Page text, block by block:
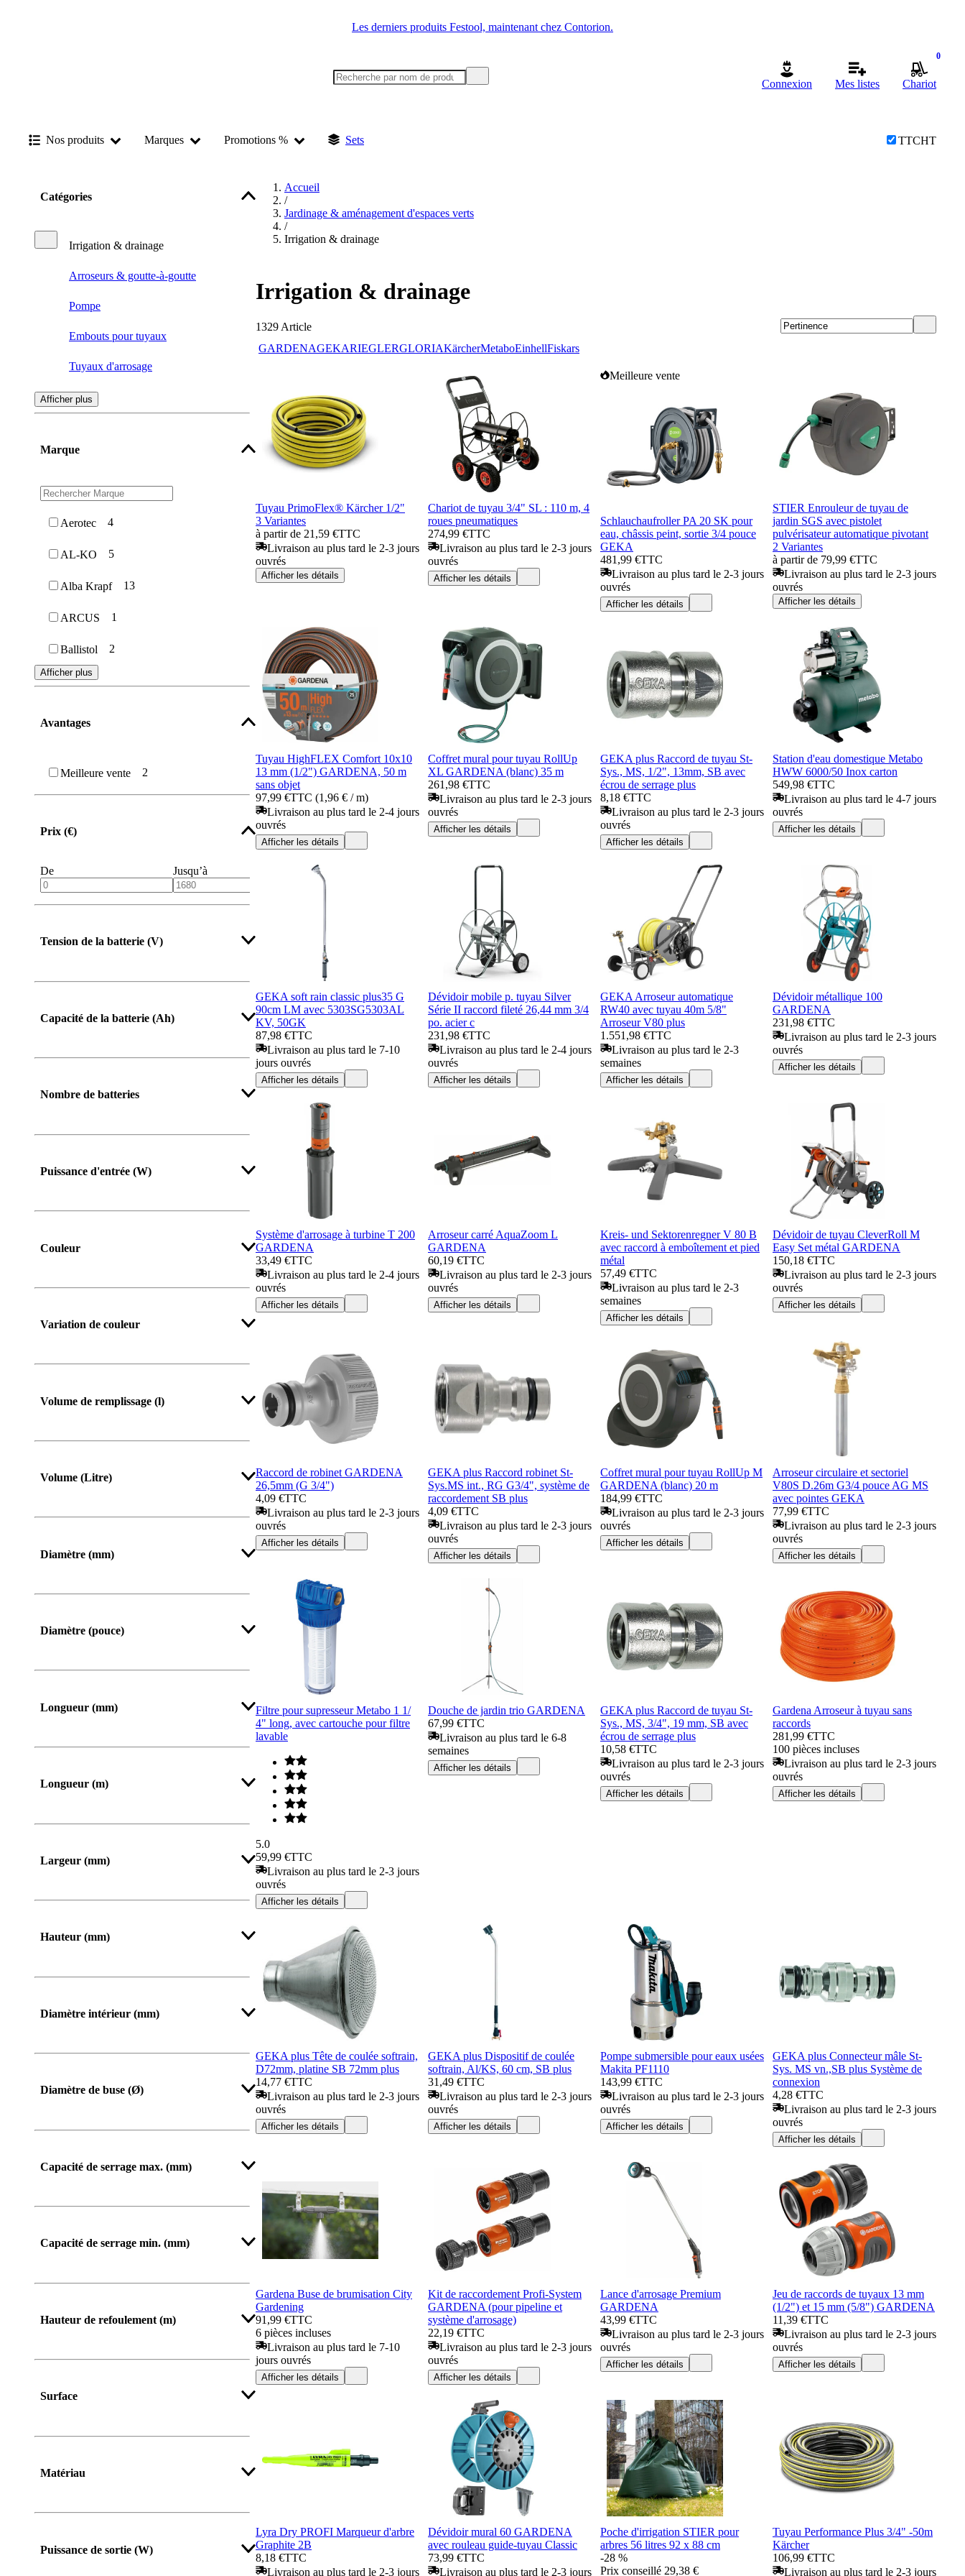
Les derniers produits Festool, maintenant chez Contorion.
Connexion Mes listes
0
Chariot
Nos produits Marques Promotions % Sets TTCHT
Catégories
Irrigation & drainage
Arroseurs & goutte-à-goutte
Pompe
Embouts pour tuyaux
Tuyaux d'arrosage
Pistolet d'arrosage
Ordinateurs d'irrigation & capteurs
Dévidoirs muraux
Chariots dévidoirs
Systèmes & distributeurs
automatiques d’eau domestique
Arrosoirs
Afficher plus
Marque
Aerotec 4
AL-KO 5
Alba Krapf 13
ARCUS 1
Ballistol 2
Afficher plus
Avantages
Meilleure vente 2
Prix (€)
De Jusqu’à
Tension de la batterie (V)
Capacité de la batterie (Ah)
Nombre de batteries
Puissance d'entrée (W)
Couleur
Variation de couleur
Volume de remplissage (l)
Volume (Litre)
Diamètre (mm)
Diamètre (pouce)
Longueur (mm)
De Jusqu’à
Longueur (m)
Largeur (mm)
De Jusqu’à
Hauteur (mm)
De Jusqu’à
Diamètre intérieur (mm)
Diamètre de buse (Ø)
Capacité de serrage max. (mm)
Capacité de serrage min. (mm)
Hauteur de refoulement (m)
Surface
Matériau
Puissance de sortie (W)
Accueil
/
Jardinage & aménagement d'espaces verts
/
Irrigation & drainage
Irrigation & drainage
1329 Article
GARDENAGEKARIEGLERGLORIAKärcherMetaboEinhellFiskars
Tuyau PrimoFlex® Kärcher 1/2"
3 Variantes
à partir de 21,59 €TTC
Livraison au plus tard le 2-3 jours
ouvrés
Afficher les détails
Chariot de tuyau 3/4" SL : 110 m, 4
roues pneumatiques
274,99 €TTC
Livraison au plus tard le 2-3 jours
ouvrés
Afficher les détails
Meilleure vente
Schlauchaufroller PA 20 SK pour
eau, châssis peint, sortie 3/4 pouce
GEKA
481,99 €TTC
Livraison au plus tard le 2-3 jours
ouvrés
Afficher les détails
STIER Enrouleur de tuyau de
jardin SGS avec pistolet
pulvérisateur automatique pivotant
2 Variantes
à partir de 79,99 €TTC
Livraison au plus tard le 2-3 jours
ouvrés
Afficher les détails
Tuyau HighFLEX Comfort 10x10
13 mm (1/2") GARDENA, 50 m
sans objet
97,99 €TTC (1,96 € / m)
Livraison au plus tard le 2-4 jours
ouvrés
Afficher les détails
Coffret mural pour tuyau RollUp
XL GARDENA (blanc) 35 m
261,98 €TTC
Livraison au plus tard le 2-3 jours
ouvrés
Afficher les détails
GEKA plus Raccord de tuyau St-
Sys., MS, 1/2", 13mm, SB avec
écrou de serrage plus
8,18 €TTC
Livraison au plus tard le 2-3 jours
ouvrés
Afficher les détails
Station d'eau domestique Metabo
HWW 6000/50 Inox carton
549,98 €TTC
Livraison au plus tard le 4-7 jours
ouvrés
Afficher les détails
GEKA soft rain classic plus35 G
90cm LM avec 5303SG5303AL
KV, 50GK
87,98 €TTC
Livraison au plus tard le 7-10
jours ouvrés
Afficher les détails
Dévidoir mobile p. tuyau Silver
Série II raccord fileté 26,44 mm 3/4
po. acier c
231,98 €TTC
Livraison au plus tard le 2-4 jours
ouvrés
Afficher les détails
GEKA Arroseur automatique
RW40 avec tuyau 40m 5/8"
Arroseur V80 plus
1.551,98 €TTC
Livraison au plus tard le 2-3
semaines
Afficher les détails
Dévidoir métallique 100
GARDENA
231,98 €TTC
Livraison au plus tard le 2-3 jours
ouvrés
Afficher les détails
Système d'arrosage à turbine T 200
GARDENA
33,49 €TTC
Livraison au plus tard le 2-4 jours
ouvrés
Afficher les détails
Arroseur carré AquaZoom L
GARDENA
60,19 €TTC
Livraison au plus tard le 2-3 jours
ouvrés
Afficher les détails
Kreis- und Sektorenregner V 80 B
avec raccord à emboîtement et pied
métal
57,49 €TTC
Livraison au plus tard le 2-3
semaines
Afficher les détails
Dévidoir de tuyau CleverRoll M
Easy Set métal GARDENA
150,18 €TTC
Livraison au plus tard le 2-3 jours
ouvrés
Afficher les détails
Raccord de robinet GARDENA
26,5mm (G 3/4")
4,09 €TTC
Livraison au plus tard le 2-3 jours
ouvrés
Afficher les détails
GEKA plus Raccord robinet St-
Sys.MS int., RG G3/4", système de
raccordement SB plus
4,09 €TTC
Livraison au plus tard le 2-3 jours
ouvrés
Afficher les détails
Coffret mural pour tuyau RollUp M
GARDENA (blanc) 20 m
184,99 €TTC
Livraison au plus tard le 2-3 jours
ouvrés
Afficher les détails
Arroseur circulaire et sectoriel
V80S D.26m G3/4 pouce AG MS
avec pointes GEKA
77,99 €TTC
Livraison au plus tard le 2-3 jours
ouvrés
Afficher les détails
Filtre pour supresseur Metabo 1 1/
4" long, avec cartouche pour filtre
lavable
5.0
59,99 €TTC
Livraison au plus tard le 2-3 jours
ouvrés
Afficher les détails
Douche de jardin trio GARDENA
67,99 €TTC
Livraison au plus tard le 6-8
semaines
Afficher les détails
GEKA plus Raccord de tuyau St-
Sys., MS, 3/4", 19 mm, SB avec
écrou de serrage plus
10,58 €TTC
Livraison au plus tard le 2-3 jours
ouvrés
Afficher les détails
Gardena Arroseur à tuyau sans
raccords
281,99 €TTC
100 pièces incluses
Livraison au plus tard le 2-3 jours
ouvrés
Afficher les détails
GEKA plus Tête de coulée softrain,
D72mm, platine SB 72mm plus
14,77 €TTC
Livraison au plus tard le 2-3 jours
ouvrés
Afficher les détails
GEKA plus Dispositif de coulée
softrain, Al/KS, 60 cm, SB plus
31,49 €TTC
Livraison au plus tard le 2-3 jours
ouvrés
Afficher les détails
Pompe submersible pour eaux usées
Makita PF1110
143,99 €TTC
Livraison au plus tard le 2-3 jours
ouvrés
Afficher les détails
GEKA plus Connecteur mâle St-
Sys. MS vn.,SB plus Système de
connexion
4,28 €TTC
Livraison au plus tard le 2-3 jours
ouvrés
Afficher les détails
Gardena Buse de brumisation City
Gardening
91,99 €TTC
6 pièces incluses
Livraison au plus tard le 7-10
jours ouvrés
Afficher les détails
Kit de raccordement Profi-System
GARDENA (pour pipeline et
système d'arrosage)
22,19 €TTC
Livraison au plus tard le 2-3 jours
ouvrés
Afficher les détails
Lance d'arrosage Premium
GARDENA
43,99 €TTC
Livraison au plus tard le 2-3 jours
ouvrés
Afficher les détails
Jeu de raccords de tuyaux 13 mm
(1/2") et 15 mm (5/8") GARDENA
11,39 €TTC
Livraison au plus tard le 2-3 jours
ouvrés
Afficher les détails
Lyra Dry PROFI Marqueur d'arbre
Graphite 2B
8,18 €TTC
Livraison au plus tard le 2-3 jours
Dévidoir mural 60 GARDENA
avec rouleau guide-tuyau Classic
73,99 €TTC
Livraison au plus tard le 2-3 jours
Poche d'irrigation STIER pour
arbres 56 litres 92 x 88 cm
-28 %
Prix conseillé 29,38 €
Tuyau Performance Plus 3/4" -50m
Kärcher
106,99 €TTC
Livraison au plus tard le 2-3 jours